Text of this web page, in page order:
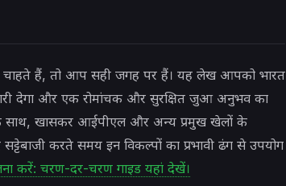
चाहते हैं, तो आप सही जगह पर हैं। यह लेख आपको भारत
देगा और एक रोमांचक और सुरक्षित जुआ अनुभव का
के साथ, खासकर आईपीएल और अन्य प्रमुख खेलों के
करते समय इन विकल्पों का प्रभावी ढंग से उपयोग
करें: चरण-दर-चरण गाइड यहां देखें।